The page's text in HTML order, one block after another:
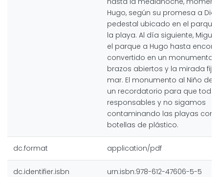
Hugo, según su promesa a
pedestal ubicado en el
la playa. Al día siguiente,
el parque a Hugo hasta
convertido en un monumento,
brazos abiertos y la mirada fija
mar. El monumento al Niño de
un recordatorio para que
responsables y no sigamos
contaminando las playas con
botellas de plástico.
dc.format application/pdf
dc.identifier.isbn urn:isbn:978-612-47606-5-5